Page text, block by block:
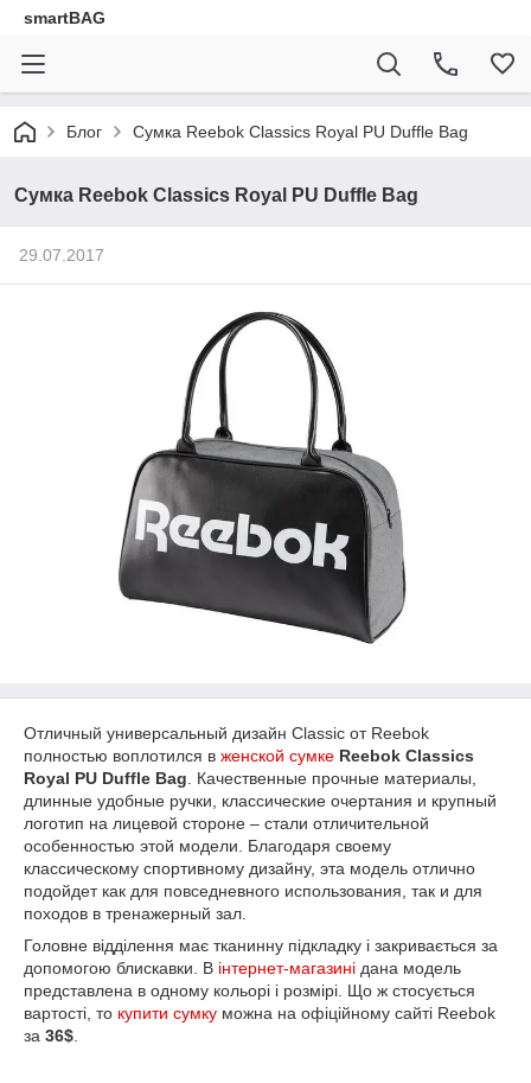
smartBAG
Блог Сумка Reebok Classics Royal PU Duffle Bag
Сумка Reebok Classics Royal PU Duffle Bag
29.07.2017
Отличный универсальный дизайн Classic от Reebok
полностью воплотился в женской сумке Reebok Classics
Royal PU Duffle Bag . Качественные прочные материалы,
длинные удобные ручки, классические очертания и крупный
логотип на лицевой стороне – стали отличительной
особенностью этой модели. Благодаря своему
классическому спортивному дизайну, эта модель отлично
подойдет как для повседневного использования, так и для
походов в тренажерный зал.
Головне відділення має тканинну підкладку і закривається за
допомогою блискавки. В інтернет-магазині дана модель
представлена в одному кольорі і розмірі. Що ж стосується
вартості, то купити сумку можна на офіційному сайті Reebok
за 36$